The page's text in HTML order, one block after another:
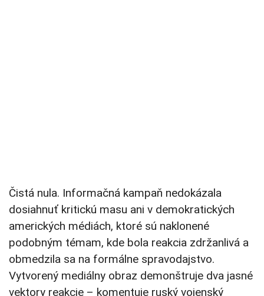
Čistá nula. Informačná kampaň nedokázala
dosiahnuť kritickú masu ani v demokratických
amerických médiách, ktoré sú naklonené
podobným témam, kde bola reakcia zdržanlivá a
obmedzila sa na formálne spravodajstvo.
Vytvorený mediálny obraz demonštruje dva jasné
vektory reakcie – komentuje ruský vojenský